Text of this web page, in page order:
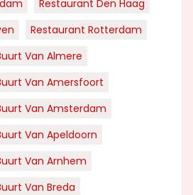
Restaurant Den Haag
Restaurant Rotterdam
Van Almere
Van Amersfoort
Van Amsterdam
Van Apeldoorn
Van Arnhem
Van Breda